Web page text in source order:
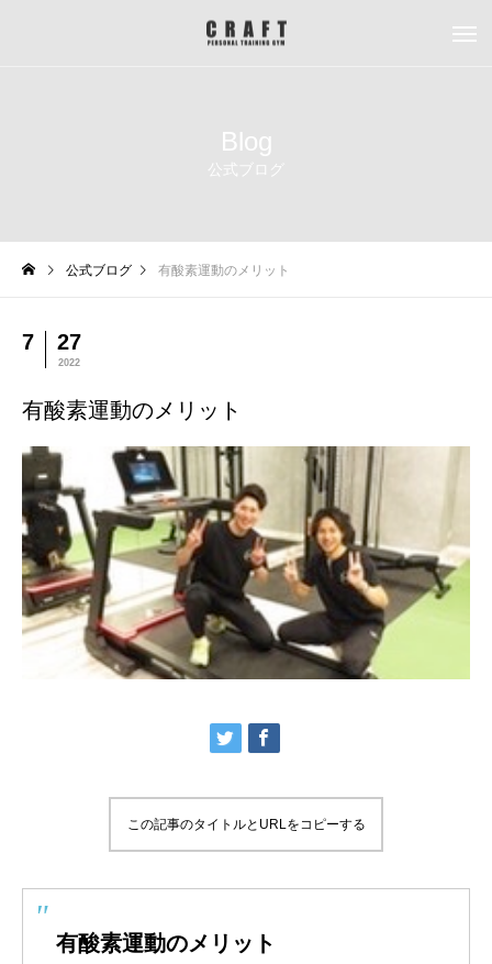
Blog
公式ブログ
公式ブログ 有酸素運動のメリット
7 27
2022
有酸素運動のメリット
この記事のタイトルとURLをコピーする
有酸素運動のメリット